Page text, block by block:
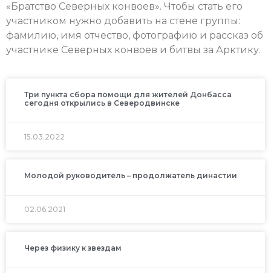
«Братство Северных конвоев». Чтобы стать его
участником нужно добавить на стене группы:
фамилию, имя отчество, фотографию и рассказ об
участнике Северных конвоев и битвы за Арктику.
Три пункта сбора помощи для жителей Донбасса
сегодня открылись в Северодвинске
15.03.2022
Молодой руководитель – продолжатель династии
02.06.2021
Через физику к звездам